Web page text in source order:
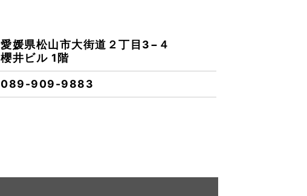
愛媛県松山市大街道２丁目3−４
櫻井ビル 1階
089-909-9883